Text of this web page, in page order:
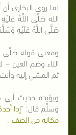
لما روى البخاري
الله صَلَّى اللَّهُ
صَلَّى اللَّهُ عَلَيْهِ
ومعنى قوله صَلَّى
التاء وضم العين
ثم المشي إليه
ويؤيده حديث أبي
وَسَلَّمَ قال: "إذا
مكانه من الصف".